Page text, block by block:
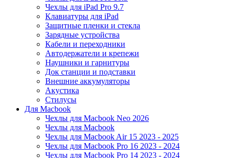
Чехлы для iPad Pro 9.7
Клавиатуры для iPad
Защитные пленки и стекла
Зарядные устройства
Кабели и переходники
Автодержатели и крепежи
Наушники и гарнитуры
Док станции и подставки
Внешние аккумуляторы
Акустика
Стилусы
Для Macbook
Чехлы для Macbook Neo 2026
Чехлы для Macbook
Чехлы для Macbook Air 15 2023 - 2025
Чехлы для Macbook Pro 16 2023 - 2024
Чехлы для Macbook Pro 14 2023 - 2024